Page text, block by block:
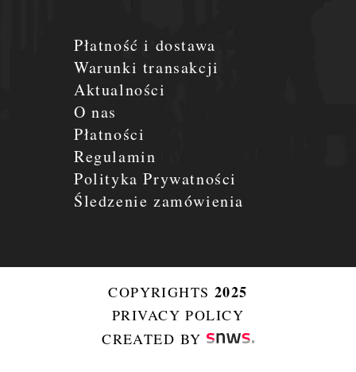
Płatność i dostawa
Warunki transakcji
Aktualności
O nas
Płatności
Regulamin
Polityka Prywatności
Śledzenie zamówienia
COPYRIGHTS 2025
PRIVACY POLICY
CREATED BY